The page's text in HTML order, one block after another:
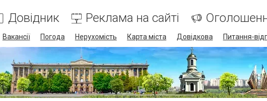
Довідник Реклама на сайті
Вакансії Погода Нерухомість Карта міста Довідкова Питання-